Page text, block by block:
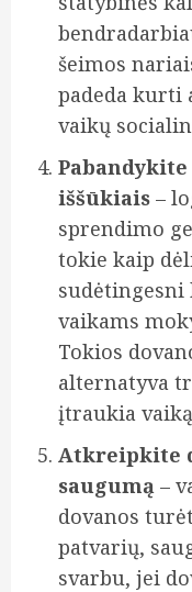
šeimos
padeda kurti
vaikų
iššūkiais –
sprendimo
tokie kaip
vaikams
Tokios
alternatyva
įtraukia
Atkreipkite
saugumą –
dovanos
patvarių,
svarbu, jei